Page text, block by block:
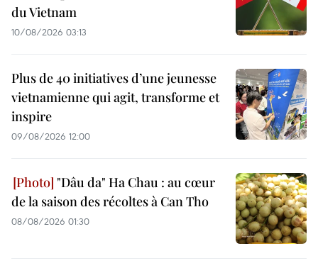
du Vietnam
10/08/2026 03:13
Plus de 40 initiatives d’une jeunesse
vietnamienne qui agit, transforme et
inspire
09/08/2026 12:00
"Dâu da" Ha Chau : au cœur
de la saison des récoltes à Can Tho
08/08/2026 01:30